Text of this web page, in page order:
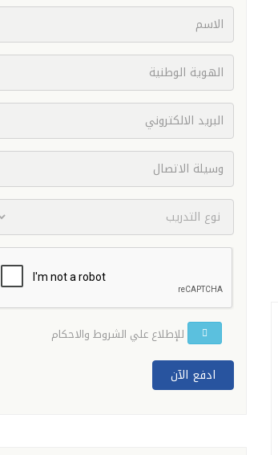
للإطلاع علي الشروط والاحكام
ادفع الآن